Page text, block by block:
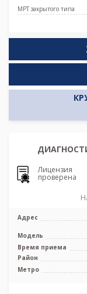
МРТ закрытого типа
Лицензия
проверена
Адрес
Модель
Время приема
Район
Метро